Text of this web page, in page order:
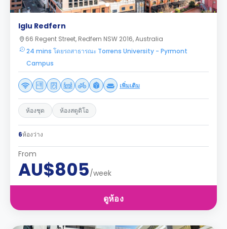
Iglu Redfern
66 Regent Street, Redfern NSW 2016, Australia
24 mins โดยรถสาธารณะ Torrens University - Pyrmont
Campus
เพิ่มเติม
ห้องชุด ห้องสตูดิโอ
6ห้องว่าง
From
AU$805/week
ดูห้อง